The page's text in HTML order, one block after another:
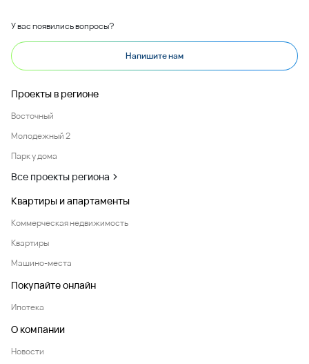
У вас появились вопросы?
Напишите нам
Проекты в регионе
Восточный
Молодежный 2
Парк у дома
Все проекты региона
Квартиры и апартаменты
Коммерческая недвижимость
Квартиры
Машино-места
Покупайте онлайн
Ипотека
О компании
Новости